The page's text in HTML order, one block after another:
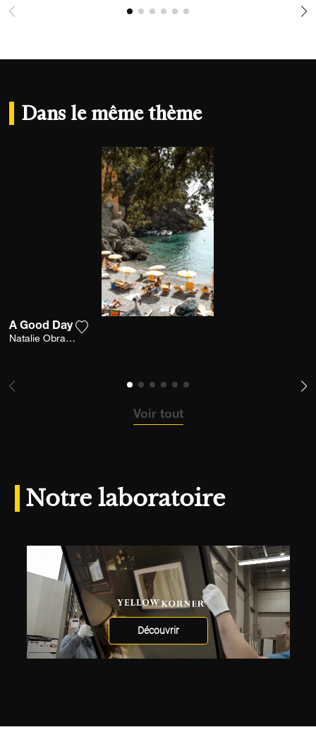
Dans le même thème
A Good Day
Natalie Obradovich
Voir tout
Notre laboratoire
Découvrir